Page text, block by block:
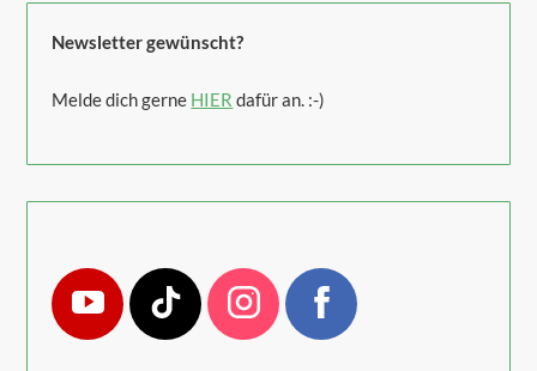
Newsletter gewünscht?
Melde dich gerne HIER dafür an. :-)